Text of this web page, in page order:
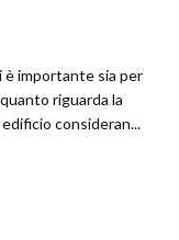
è importante sia per
riguarda la
consideran...